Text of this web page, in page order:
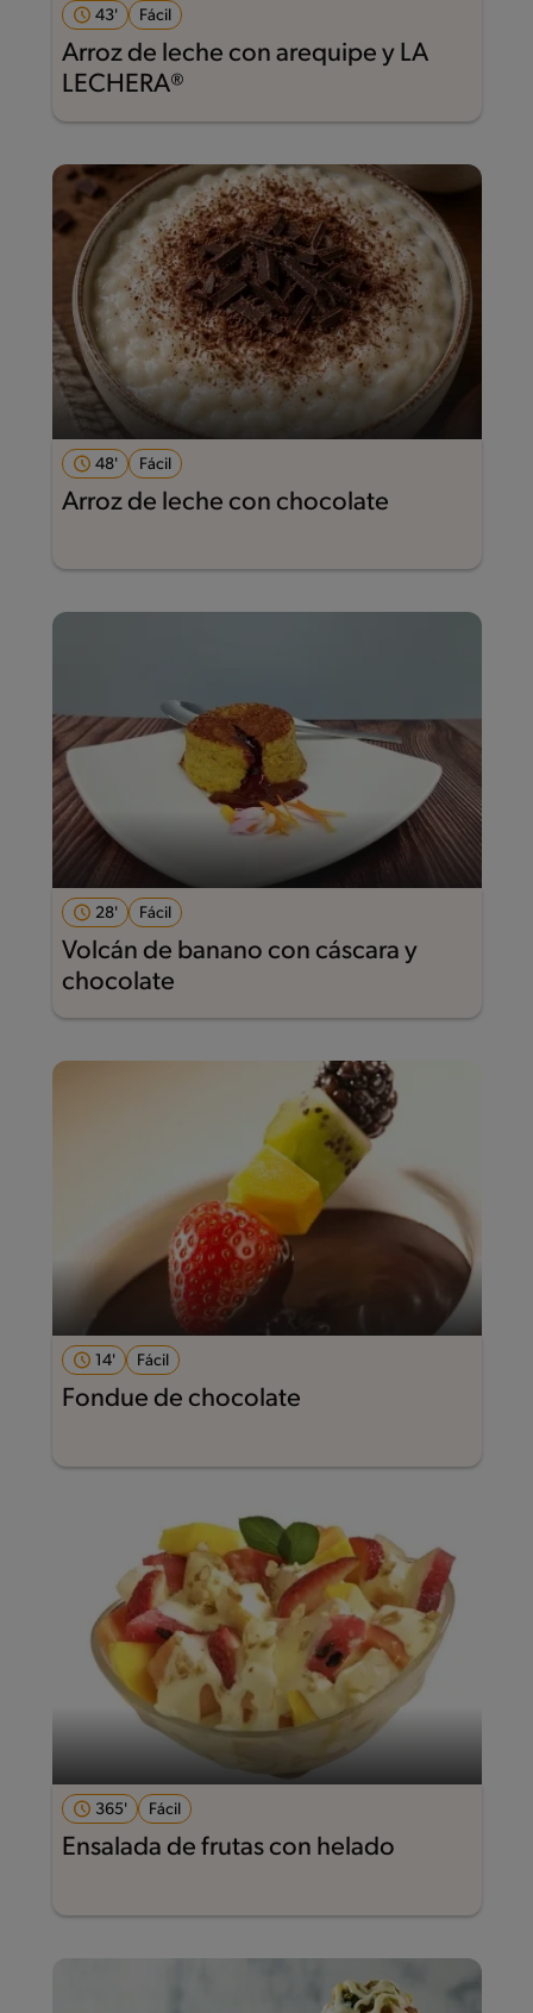
43' Fácil
Arroz de leche con arequipe y LA
LECHERA®
48' Fácil
Arroz de leche con chocolate
28' Fácil
Volcán de banano con cáscara y
chocolate
14' Fácil
Fondue de chocolate
365' Fácil
Ensalada de frutas con helado